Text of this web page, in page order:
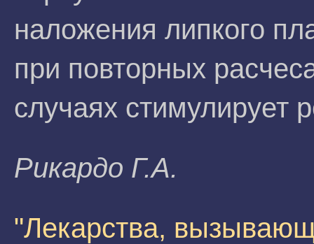
наложения липкого
при повторных
случаях стимулирует
Pикаpдo Г.A.
"Лекарства,